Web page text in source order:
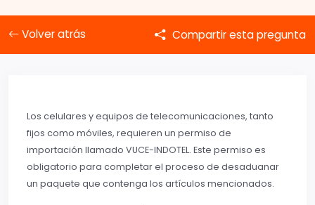
Volver atrás Compartir esta pregunta
Los celulares y equipos de telecomunicaciones, tanto
fijos como móviles, requieren un permiso de
importación llamado VUCE-INDOTEL. Este permiso es
obligatorio para completar el proceso de desaduanar
un paquete que contenga los artículos mencionados.